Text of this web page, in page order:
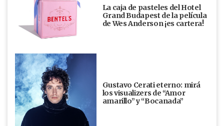
La caja de pasteles del Hotel
Grand Budapest de la película
de Wes Anderson ¡es cartera!
Gustavo Cerati eterno: mirá
los visualizers de “Amor
amarillo” y “Bocanada”